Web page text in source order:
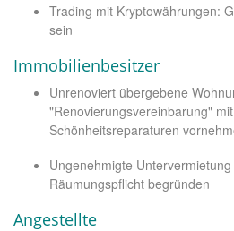
Trading mit Kryptowährungen:
sein
Immobilienbesitzer
Unrenoviert übergebene
"Renovierungsvereinbarung"
Schönheitsreparaturen
Ungenehmigte
Räumungspflicht begründen
Angestellte